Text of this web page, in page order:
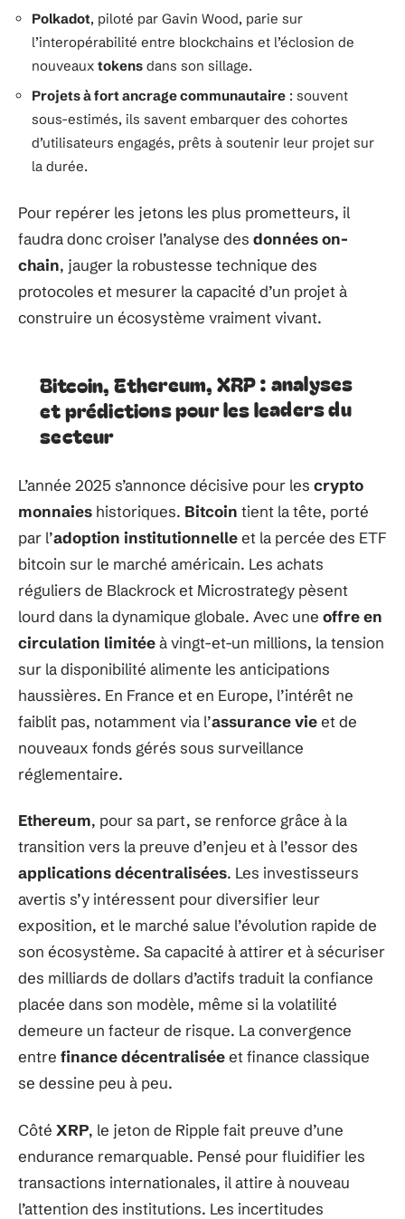
Polkadot, piloté par Gavin Wood, parie sur
l’interopérabilité entre blockchains et l’éclosion de
nouveaux tokens dans son sillage.
Projets à fort ancrage communautaire : souvent
sous-estimés, ils savent embarquer des cohortes
d’utilisateurs engagés, prêts à soutenir leur projet sur
la durée.
Pour repérer les jetons les plus prometteurs, il
faudra donc croiser l’analyse des données on-
chain, jauger la robustesse technique des
protocoles et mesurer la capacité d’un projet à
construire un écosystème vraiment vivant.
Bitcoin, Ethereum, XRP : analyses
et prédictions pour les leaders du
secteur
L’année 2025 s’annonce décisive pour les crypto
monnaies historiques. Bitcoin tient la tête, porté
par l’adoption institutionnelleet la percée des ETF
bitcoin sur le marché américain. Les achats
réguliers de Blackrock et Microstrategy pèsent
lourd dans la dynamique globale. Avec une offre en
circulation limitéeà vingt-et-un millions, la tension
sur la disponibilité alimente les anticipations
haussières. En France et en Europe, l’intérêt ne
faiblit pas, notamment via l’assurance vieet de
nouveaux fonds gérés sous surveillance
réglementaire.
Ethereum, pour sa part, se renforce grâce à la
transition vers la preuve d’enjeu et à l’essor des
applications décentralisées. Les investisseurs
avertis s’y intéressent pour diversifier leur
exposition, et le marché salue l’évolution rapide de
son écosystème. Sa capacité à attirer et à sécuriser
des milliards de dollars d’actifs traduit la confiance
placée dans son modèle, même si la volatilité
demeure un facteur de risque. La convergence
entre finance décentraliséeet finance classique
se dessine peu à peu.
Côté XRP, le jeton de Ripple fait preuve d’une
endurance remarquable. Pensé pour fluidifier les
transactions internationales, il attire à nouveau
l’attention des institutions. Les incertitudes